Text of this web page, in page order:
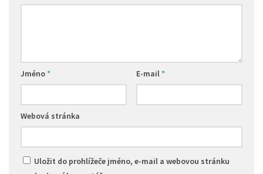
Jméno* E-mail*
Webová stránka
Uložit do prohlížeče jméno, e-mail a webovou stránku